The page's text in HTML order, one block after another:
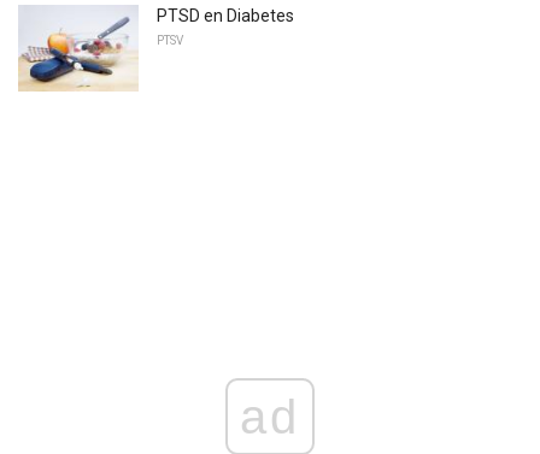
PTSD en Diabetes
PTSV
ad